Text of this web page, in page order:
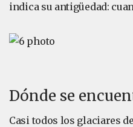
indica su antigüedad:
Dónde se
Casi todos los glaciares